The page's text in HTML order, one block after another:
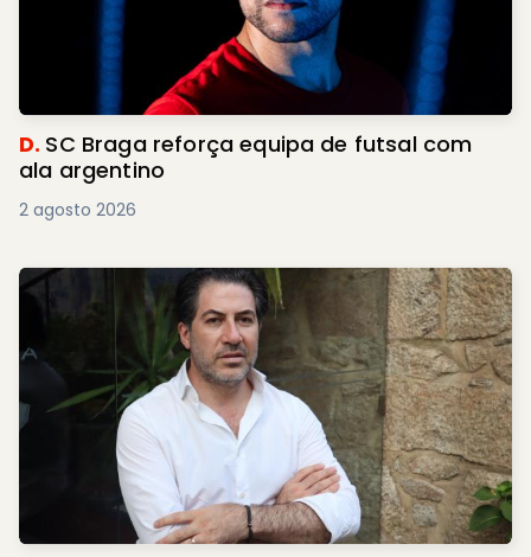
D. SC Braga reforça equipa de futsal com
ala argentino
2 agosto 2026